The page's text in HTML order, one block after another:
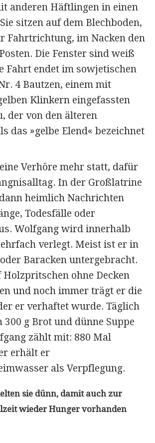
anderen Häftlingen in einen
sitzen auf dem Blechboden,
Fahrtrichtung, im Nacken den
Die Fenster sind weiß
Fahrt endet im sowje­tischen
4 Bautzen, einem mit
Klinkern eingefassten
der von den älteren
das »gelbe Elend« bezeichnet
Verhöre mehr statt, dafür
In der Großlatrine
heimlich Nachrichten
Todesfälle oder
Wolfgang wird innerhalb
verlegt. Meist ist er in
Baracken untergebracht.
ohne Decken
und noch immer trägt er die
er verhaftet wurde. Täglich
g Brot und dünne Suppe
zählt mit: 880 Mal
erhält er
als Verpflegung.
sie dünn, damit auch zur
wieder Hunger vorhanden